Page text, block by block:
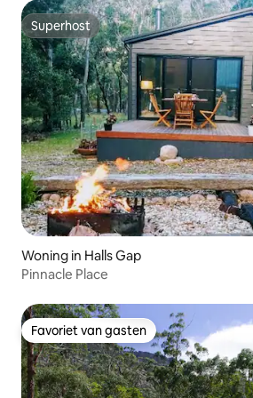
Superhost
Superhost
Woning in Halls Gap
Pinnacle Place
Favoriet van gasten
Favoriet van gasten